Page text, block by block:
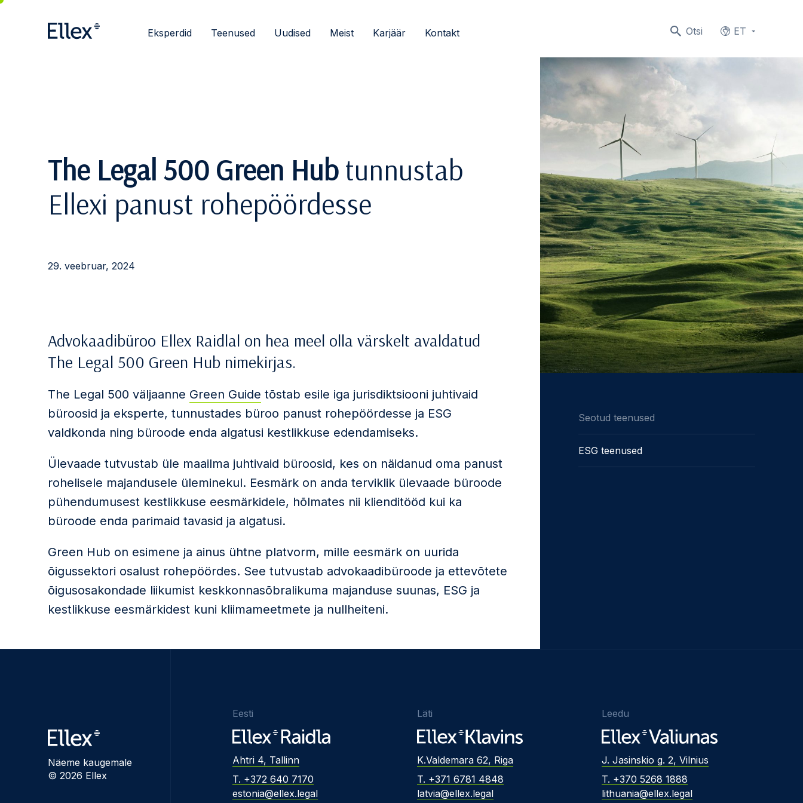
Otsi ET
Eksperdid Teenused Uudised Meist Karjäär Kontakt
The Legal 500 Green Hubtunnustab
Ellexi panust rohepöördesse
29. veebruar, 2024
Advokaadibüroo Ellex Raidlal on hea meel olla värskelt avaldatud
The Legal 500 Green Hub nimekirjas.
The Legal 500 väljaanne Green Guide tõstab esile iga jurisdiktsiooni juhtivaid
büroosid ja eksperte, tunnustades büroo panust rohepöördesse ja ESG
valdkonda ning büroode enda algatusi kestlikkuse edendamiseks.
Ülevaade tutvustab üle maailma juhtivaid büroosid, kes on näidanud oma panust
rohelisele majandusele üleminekul. Eesmärk on anda terviklik ülevaade büroode
pühendumusest kestlikkuse eesmärkidele, hõlmates nii klienditööd kui ka
büroode enda parimaid tavasid ja algatusi.
Green Hub on esimene ja ainus ühtne platvorm, mille eesmärk on uurida
õigussektori osalust rohepöördes. See tutvustab advokaadibüroode ja ettevõtete
õigusosakondade liikumist keskkonnasõbralikuma majanduse suunas, ESG ja
kestlikkuse eesmärkidest kuni kliimameetmete ja nullheiteni.
Seotud teenused
ESG teenused
Näeme kaugemale
© 2026 Ellex
Eesti
Ahtri 4, Tallinn
T. +372 640 7170
estonia@ellex.legal
Läti
K.Valdemara 62, Riga
T. +371 6781 4848
latvia@ellex.legal
Leedu
J. Jasinskio g. 2, Vilnius
T. +370 5268 1888
lithuania@ellex.legal